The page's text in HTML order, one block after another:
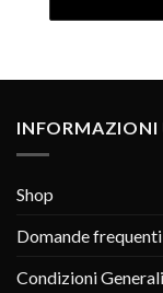
INFORMAZIONI
Shop
Domande frequenti
Condizioni